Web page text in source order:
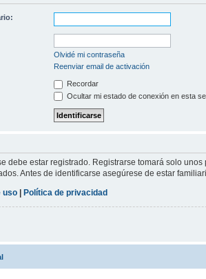
Olvidé mi contraseña
Reenviar email de activación
Recordar
Ocultar mi estado de conexión en esta
debe estar registrado. Registrarse tomará solo
Antes de identificarse asegúrese de estar
uso | Política de privacidad